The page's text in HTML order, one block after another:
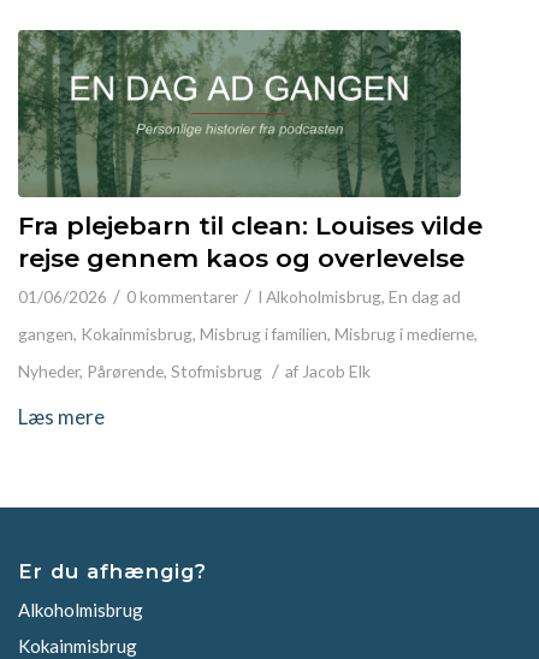
Fra plejebarn til clean: Louises vilde
rejse gennem kaos og overlevelse
01/06/2026 / 0 kommentarer / I Alkoholmisbrug, En dag ad
gangen, Kokainmisbrug, Misbrug i familien, Misbrug i medierne,
Nyheder, Pårørende, Stofmisbrug / afJacob Elk
Læs mere
Er du afhængig?
Alkoholmisbrug
Kokainmisbrug